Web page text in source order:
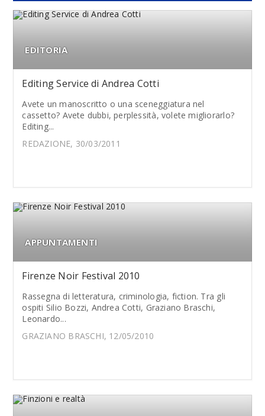
EDITORIA
Editing Service di Andrea Cotti
Avete un manoscritto o una sceneggiatura nel
cassetto? Avete dubbi, perplessità, volete migliorarlo?
Editing...
REDAZIONE, 30/03/2011
APPUNTAMENTI
Firenze Noir Festival 2010
Rassegna di letteratura, criminologia, fiction. Tra gli
ospiti Silio Bozzi, Andrea Cotti, Graziano Braschi,
Leonardo...
GRAZIANO BRASCHI, 12/05/2010